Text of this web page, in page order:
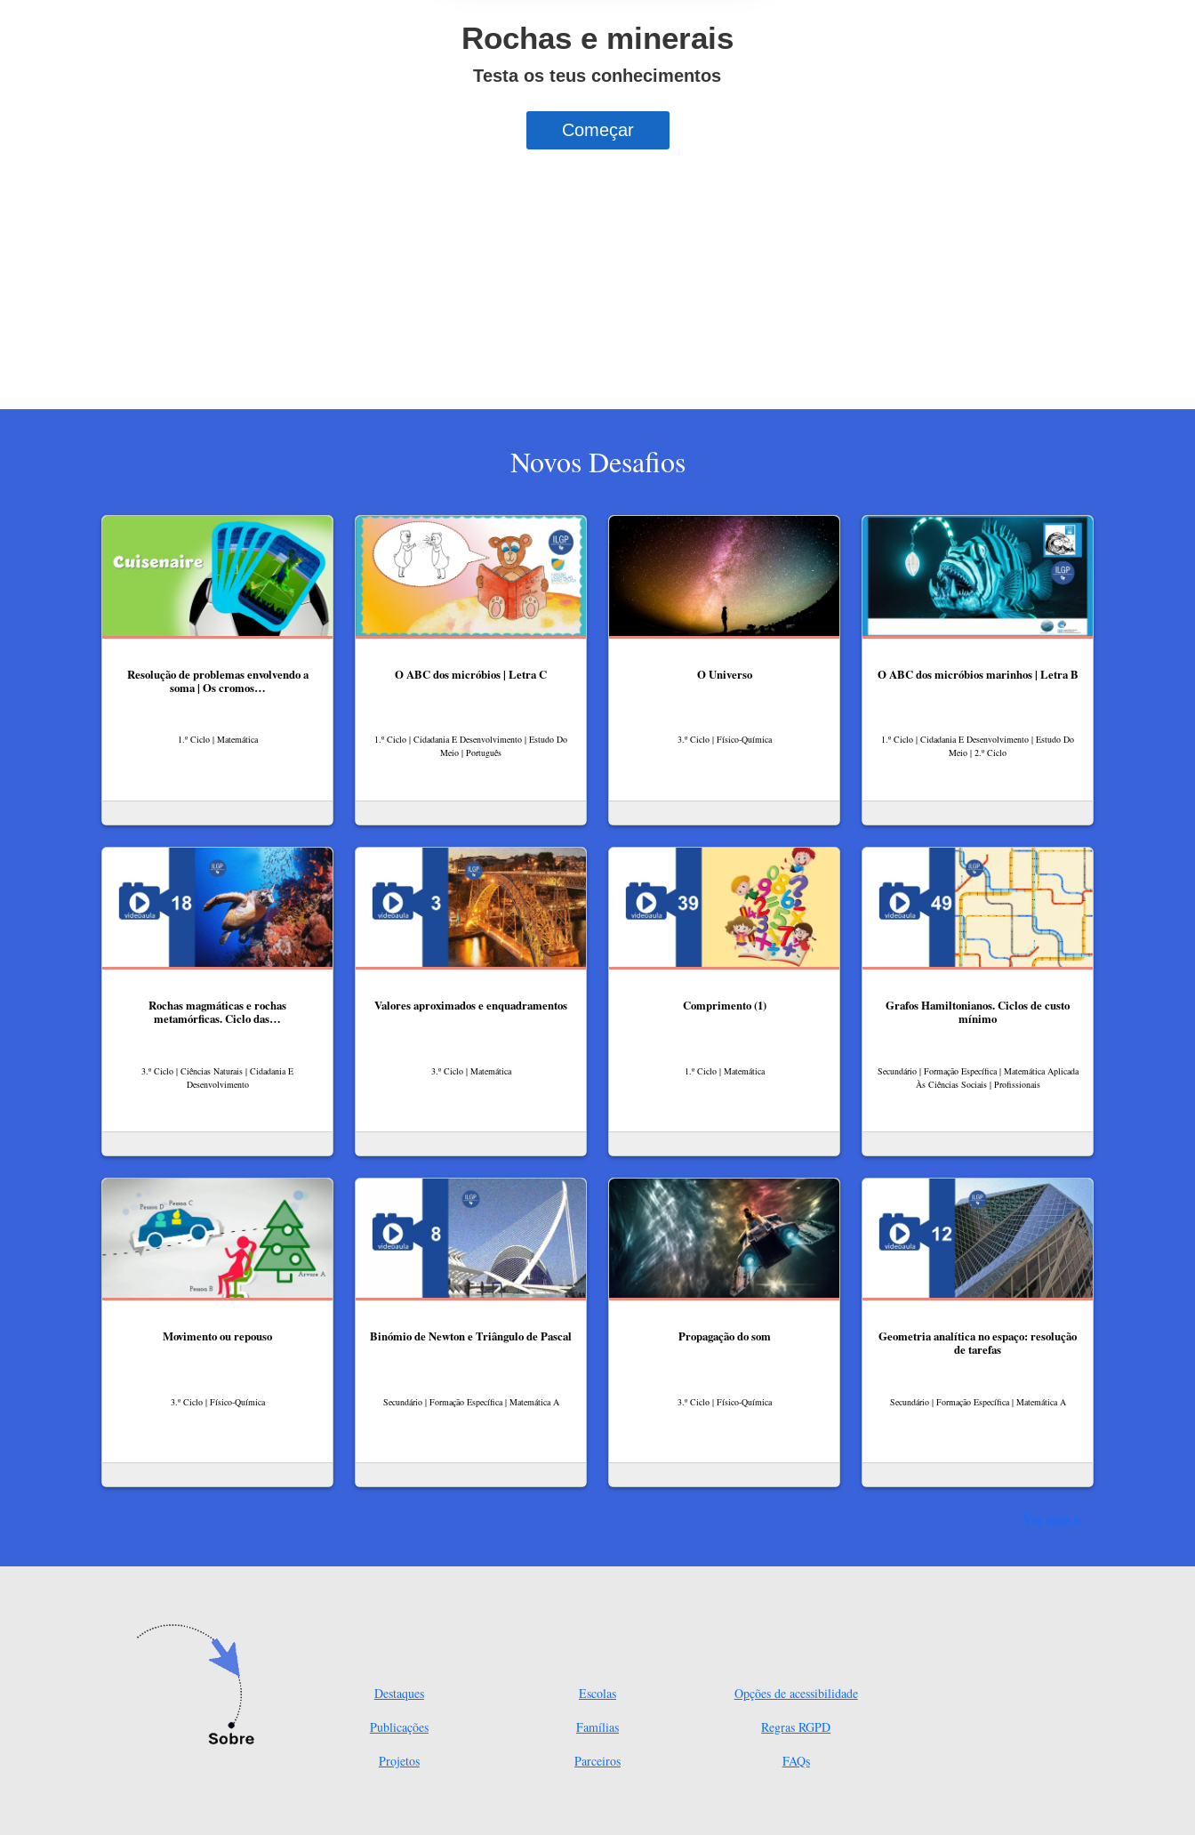
Novos Desafios
Resolução de problemas envolvendo a
soma | Os cromos…
1.º Ciclo | Matemática
O ABC dos micróbios | Letra C
1.º Ciclo | Cidadania E Desenvolvimento | Estudo Do
Meio | Português
O Universo
3.º Ciclo | Físico-Química
O ABC dos micróbios marinhos | Letra B
1.º Ciclo | Cidadania E Desenvolvimento | Estudo Do
Meio | 2.º Ciclo
Rochas magmáticas e rochas
metamórficas. Ciclo das…
3.º Ciclo | Ciências Naturais | Cidadania E
Desenvolvimento
Valores aproximados e enquadramentos
3.º Ciclo | Matemática
Comprimento (1)
1.º Ciclo | Matemática
Grafos Hamiltonianos. Ciclos de custo
mínimo
Secundário | Formação Específica | Matemática Aplicada
Às Ciências Sociais | Profissionais
Movimento ou repouso
3.º Ciclo | Físico-Química
Binómio de Newton e Triângulo de Pascal
Secundário | Formação Específica | Matemática A
Propagação do som
3.º Ciclo | Físico-Química
Geometria analítica no espaço: resolução
de tarefas
Secundário | Formação Específica | Matemática A
Ver mais
Destaques
Publicações
Projetos
Escolas
Famílias
Parceiros
Opções de acessibilidade
Regras RGPD
FAQs